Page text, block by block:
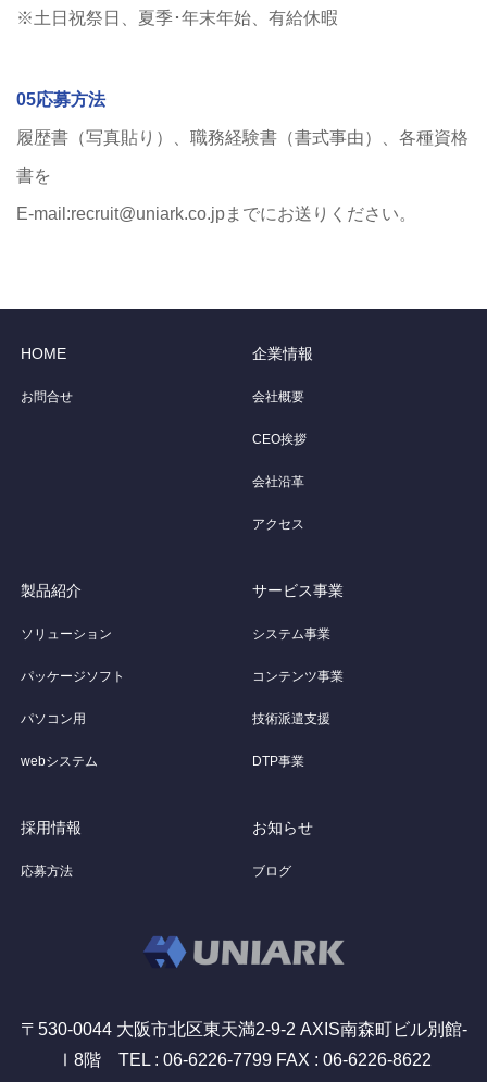
※土日祝祭日、夏季･年末年始、有給休暇
05応募方法
履歴書（写真貼り）、職務経験書（書式事由）、各種資格
書を
E-mail:recruit@uniark.co.jpまでにお送りください。
HOME
お問合せ
企業情報
会社概要
CEO挨拶
会社沿革
アクセス
製品紹介
ソリューション
パッケージソフト
パソコン用
webシステム
サービス事業
システム事業
コンテンツ事業
技術派遣支援
DTP事業
採用情報
応募方法
お知らせ
ブログ
〒530-0044 大阪市北区東天満2-9-2 AXIS南森町ビル別館-
Ⅰ8階 TEL : 06-6226-7799 FAX : 06-6226-8622